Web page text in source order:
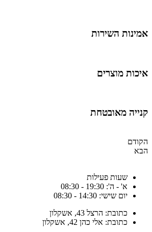
השירות
מוצרים
מאובטחת
שעות פעילות
א' - ה': 19:30 - 08:30
יום שישי: 14:30 - 08:30
כתובת: הרצל 43, אשקלון
כתובת: אלי כהן 42, אשקלון